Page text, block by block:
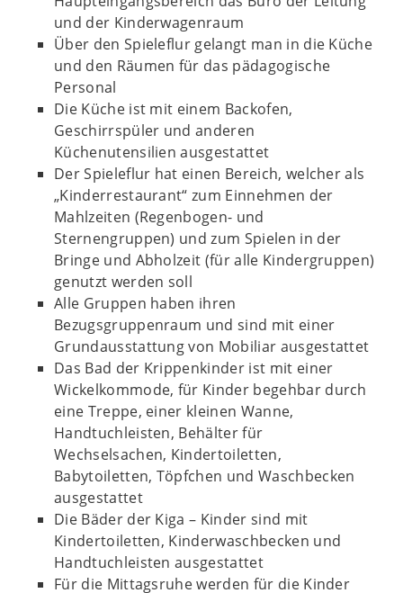
und der Kinderwagenraum
Über den Spieleflur gelangt man in die Küche
und den Räumen für das pädagogische
Personal
Die Küche ist mit einem Backofen,
Geschirrspüler und anderen
Küchenutensilien ausgestattet
Der Spieleflur hat einen Bereich, welcher als
„Kinderrestaurant“ zum Einnehmen der
Mahlzeiten (Regenbogen- und
Sternengruppen) und zum Spielen in der
Bringe und Abholzeit (für alle Kindergruppen)
genutzt werden soll
Alle Gruppen haben ihren
Bezugsgruppenraum und sind mit einer
Grundausstattung von Mobiliar ausgestattet
Das Bad der Krippenkinder ist mit einer
Wickelkommode, für Kinder begehbar durch
eine Treppe, einer kleinen Wanne,
Handtuchleisten, Behälter für
Wechselsachen, Kindertoiletten,
Babytoiletten, Töpfchen und Waschbecken
ausgestattet
Die Bäder der Kiga – Kinder sind mit
Kindertoiletten, Kinderwaschbecken und
Handtuchleisten ausgestattet
Für die Mittagsruhe werden für die Kinder